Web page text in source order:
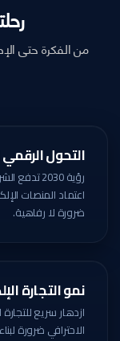
من الفكرة حتى
التحول الرقمي
رؤية 2030
اعتماد المنصات
ضرورة لا رفاهية.
نمو التجارة
ازدهار سريع
الاحترافي ضرورة